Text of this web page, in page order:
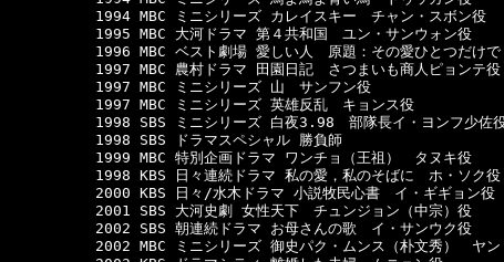
1994 MBC ミニシリーズ カレイスキー　チャン・スボン役
1995 MBC 大河ドラマ 第４共和国　ユン・サンウォン役
1996 MBC ベスト劇場 愛しい人　原題：その愛ひとつだけで
1997 MBC 農村ドラマ 田園日記　さつまいも商人ピョンテ役
1997 MBC ミニシリーズ 山　サンフン役
1997 MBC ミニシリーズ 英雄反乱　キョンス役
1998 SBS ミニシリーズ 白夜3.98　部隊長イ・ヨンフ少佐
1998 SBS ドラマスペシャル 勝負師
1999 MBC 特別企画ドラマ ワンチョ（王祖）　タヌキ役
1998 KBS 日々連続ドラマ 私の愛，私のそばに　ホ・ソク役
2000 KBS 日々/水木ドラマ 小説牧民心書　イ・ギギョン役
2001 SBS 大河史劇 女性天下　チュンジョン（中宗）役
2002 SBS 朝連続ドラマ お母さんの歌　イ・サンウク役
2002 MBC ミニシリーズ 御史パク・ムンス（朴文秀）　ヤン